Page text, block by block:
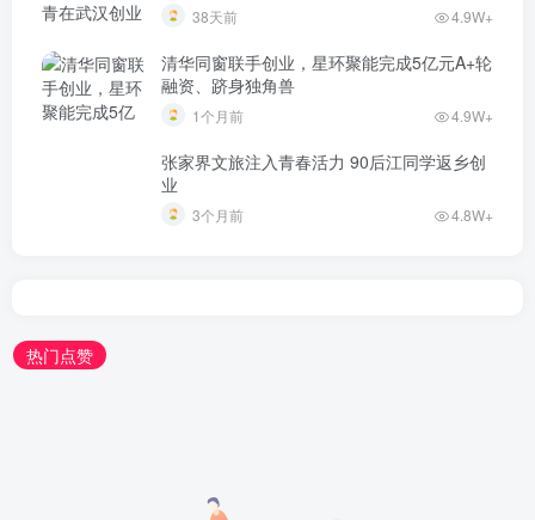
38天前 4.9W+
清华同窗联手创业，星环聚能完成5亿元A+轮
融资、跻身独角兽
1个月前 4.9W+
张家界文旅注入青春活力 90后江同学返乡创
业
3个月前 4.8W+
热门点赞